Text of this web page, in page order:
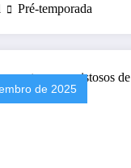
Pré-temporada
de 2025